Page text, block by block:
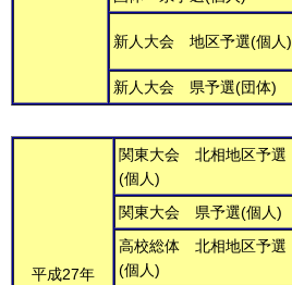
新人大会 地区予選(個人)
新人大会 県予選(団体)
平成27年
関東大会 北相地区予選
(個人)
関東大会 県予選(個人)
高校総体 北相地区予選
(個人)